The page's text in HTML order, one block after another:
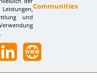
und
Communities
LinkedIn Website